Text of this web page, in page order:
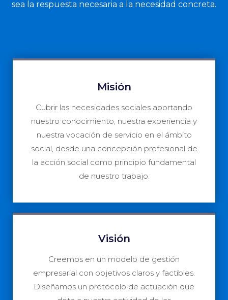
sea la respuesta necesaria a la necesidad concreta.
Misión
Cubrir las necesidades sociales aportando
nuestro conocimiento, nuestra experiencia y
nuestra vocación de servicio en el ámbito
social, desde una concepción profesional de
la acción social como principio fundamental
de nuestro trabajo.
Visión
Creemos en un modelo de gestión
empresarial con objetivos claros y factibles.
Diseñamos un protocolo de actuación que